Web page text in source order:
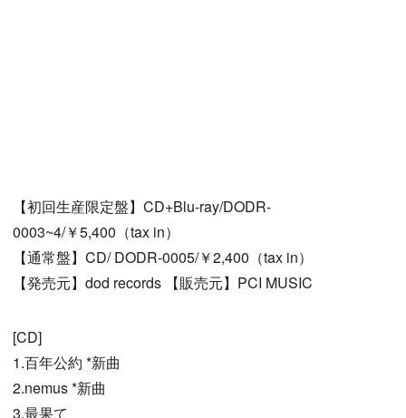
【初回生産限定盤】CD+Blu-ray/DODR-
0003~4/￥5,400（tax in）
【通常盤】CD/ DODR-0005/￥2,400（tax in）
【発売元】dod records 【販売元】PCI MUSIC
[CD]
1.百年公約 *新曲
2.nemus *新曲
3.最果て